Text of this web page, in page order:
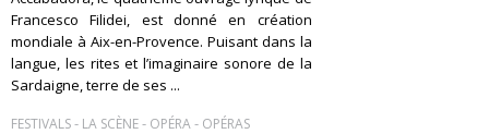
Francesco Filidei, est donné en création
mondiale à Aix-en-Provence. Puisant dans la
langue, les rites et l’imaginaire sonore de la
Sardaigne, terre de ses ...
FESTIVALS- LA SCÈNE- OPÉRA- OPÉRAS